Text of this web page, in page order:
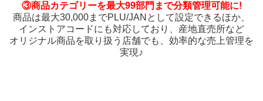
③商品カテゴリーを最大99部門まで分類管理可能に!
商品は最大30,000までPLU/JANとして設定できるほか、
インストアコードにも対応しており、産地直売所など
オリジナル商品を取り扱う店舗でも、効率的な売上管理を
実現♪